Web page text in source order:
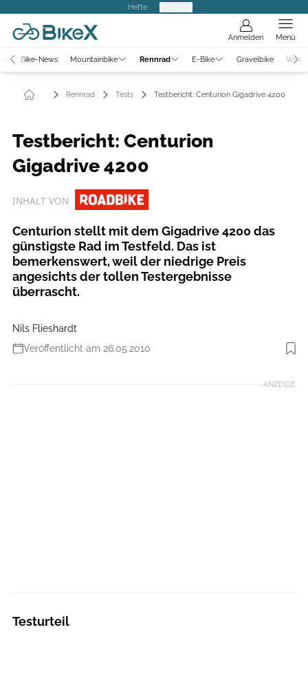
Hefte
Anmelden Menü
Bike-News Mountainbike Rennrad E-Bike Gravelbike
Rennrad Tests Testbericht: Centurion Gigadrive 4200
Testbericht: Centurion
Gigadrive 4200
INHALT VON
Centurion stellt mit dem Gigadrive 4200 das
günstigste Rad im Testfeld. ­Das ist
bemerkenswert, weil der niedrige Preis
angesichts der tollen Test­ergebnisse
überrascht.
Nils Flieshardt
Veröffentlicht am 26.05.2010
Foto: Björn Hänssler
ANZEIGE
Testurteil